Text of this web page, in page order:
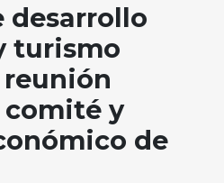
desarrollo
turismo
y
de